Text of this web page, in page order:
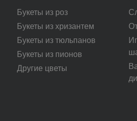
Букеты из роз
Букеты из хризантем
Букеты из тюльпанов
Букеты из пионов
Другие цветы